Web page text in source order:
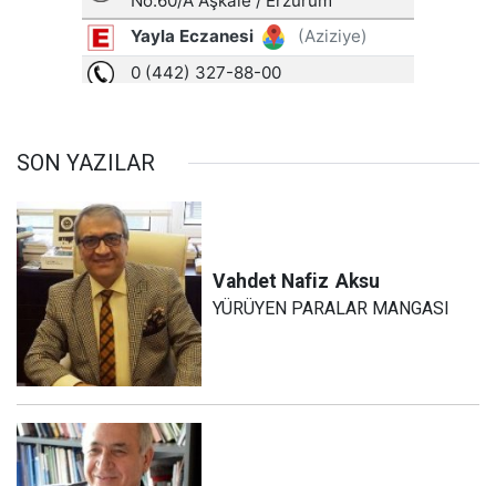
SON YAZILAR
Vahdet Nafiz Aksu
YÜRÜYEN PARALAR MANGASI